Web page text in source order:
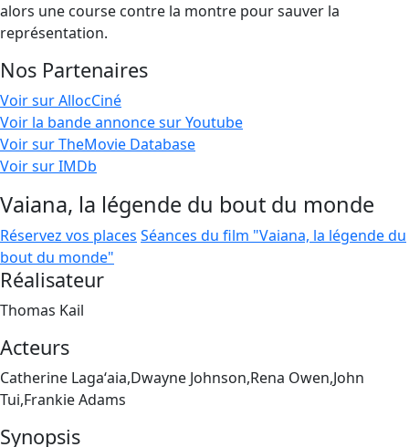
alors une course contre la montre pour sauver la
représentation.
Nos Partenaires
Voir sur AllocCiné
Voir la bande annonce sur Youtube
Voir sur TheMovie Database
Voir sur IMDb
Vaiana, la légende du bout du monde
Réservez vos places Séances du film "Vaiana, la légende du
bout du monde"
Réalisateur
Thomas Kail
Acteurs
Catherine Lagaʻaia,Dwayne Johnson,Rena Owen,John
Tui,Frankie Adams
Synopsis